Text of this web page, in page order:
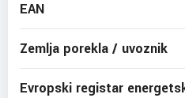
EAN
Zemlja porekla / uvoznik
Evropski registar